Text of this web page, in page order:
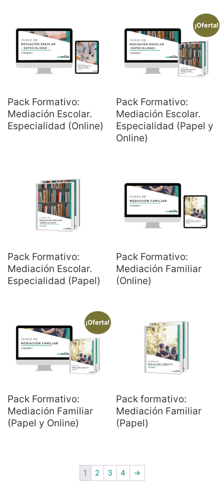
Pack Formativo:
Mediación Escolar.
Especialidad (Online)
¡Oferta!
Pack Formativo:
Mediación Escolar.
Especialidad (Papel y
Online)
Pack Formativo:
Mediación Escolar.
Especialidad (Papel)
Pack Formativo:
Mediación Familiar
(Online)
¡Oferta!
Pack Formativo:
Mediación Familiar
(Papel y Online)
Pack formativo:
Mediación Familiar
(Papel)
1 2 3 4 →